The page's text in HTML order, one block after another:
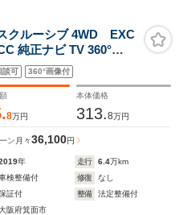
クルーシブ 4WD EXC
純正ナビ TV 360°
アンビエントライト
ワーシート エアシート
談可 360°画像付
8万円
本体価格
313.8万円
ン 月々36,100円
年 走行 6.4万km
検整備付 修復
なし
証付 整備
法定整備付
阪府箕面市